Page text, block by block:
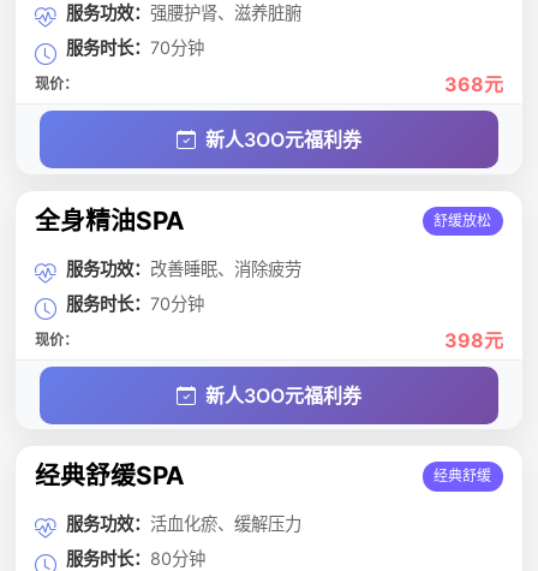
服务功效： 强腰护肾、滋养脏腑
服务时长： 70分钟
现价： 368元
新人3OO元福利券
全身精油SPA 舒缓放松
服务功效： 改善睡眠、消除疲劳
服务时长： 70分钟
现价： 398元
新人3OO元福利券
经典舒缓SPA 经典舒缓
服务功效： 活血化瘀、缓解压力
服务时长： 80分钟